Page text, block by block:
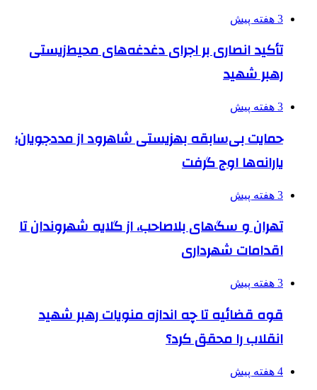
3 هفته پیش
تأکید انصاری بر اجرای دغدغه‌های محیط‌زیستی
رهبر شهید
3 هفته پیش
حمایت بی‌سابقه بهزیستی شاهرود از مددجویان؛
یارانه‌ها اوج گرفت
3 هفته پیش
تهران و سگ‌های بلاصاحب، از گلایه شهروندان تا
اقدامات شهرداری
3 هفته پیش
قوه قضائیه تا چه اندازه منویات رهبر شهید
انقلاب را محقق کرد؟
4 هفته پیش